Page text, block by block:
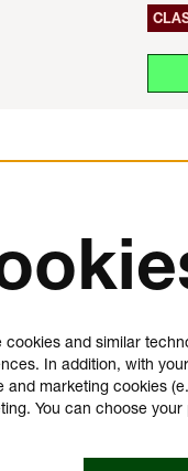
about us
press
jobs
contact
cookies and similar
In addition, with
and marketing cookies
You can choose